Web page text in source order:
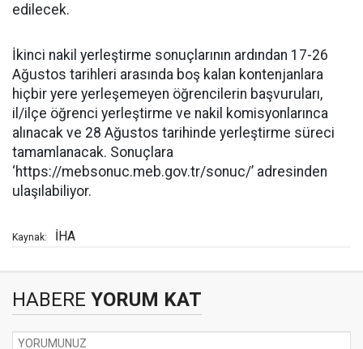
edilecek.
İkinci nakil yerleştirme sonuçlarının ardından 17-26
Ağustos tarihleri arasında boş kalan kontenjanlara
hiçbir yere yerleşemeyen öğrencilerin başvuruları,
il/ilçe öğrenci yerleştirme ve nakil komisyonlarınca
alınacak ve 28 Ağustos tarihinde yerleştirme süreci
tamamlanacak. Sonuçlara
‘https://mebsonuc.meb.gov.tr/sonuc/’ adresinden
ulaşılabiliyor.
Kaynak: İHA
HABERE YORUM KAT